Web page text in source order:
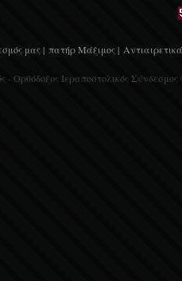
μας | πατήρ Μάξιμος |
- Ορθόδοξος Ιεραποστολικός